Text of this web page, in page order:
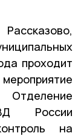
проходит
России
на